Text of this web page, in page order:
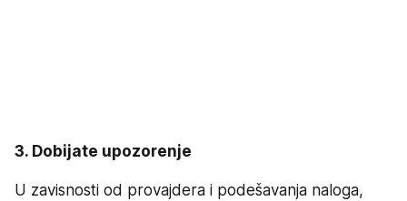
3. Dobijate upozorenje
U zavisnosti od provajdera i podešavanja naloga,